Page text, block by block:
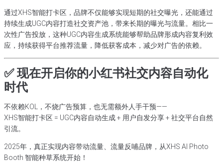
通过XHS智能打卡区，品牌不仅能够实现短期的社交曝光，还能通过
持续生成UGC内容打造社交资产池，带来长期的曝光与流量。相比一
次性广告投放，这种UGC内容生成系统能够帮助品牌形成内容复利效
应，持续获得平台推荐流量，降低获客成本，减少对广告的依赖。
✅ 现在开启你的小红书社交内容自动化
时代
不依赖KOL，不烧广告预算，也无需额外人手干预——
XHS智能打卡区 = UGC内容自动生成 + 用户自发分享 + 社交平台自然
引流。
2025年，真正实现内容带动流量、流量反哺品牌，从XHS AI Photo
Booth 智能种草系统开始！